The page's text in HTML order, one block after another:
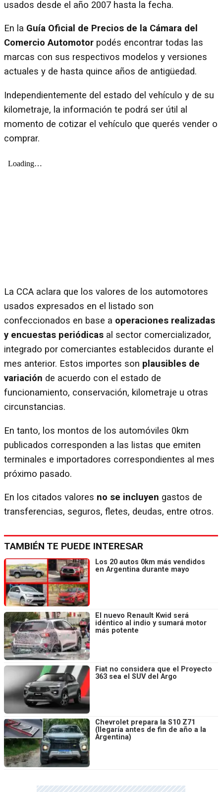
usados desde el año 2007 hasta la fecha.
En la Guía Oficial de Precios de la Cámara del
Comercio Automotor podés encontrar todas las
marcas con sus respectivos modelos y versiones
actuales y de hasta quince años de antigüedad.
Independientemente del estado del vehículo y de su
kilometraje, la información te podrá ser útil al
momento de cotizar el vehículo que querés vender o
comprar.
La CCA aclara que los valores de los automotores
usados expresados en el listado son
confeccionados en base a operaciones realizadas
y encuestas periódicas al sector comercializador,
integrado por comerciantes establecidos durante el
mes anterior. Estos importes son plausibles de
variación de acuerdo con el estado de
funcionamiento, conservación, kilometraje u otras
circunstancias.
En tanto, los montos de los automóviles 0km
publicados corresponden a las listas que emiten
terminales e importadores correspondientes al mes
próximo pasado.
En los citados valores no se incluyen gastos de
transferencias, seguros, fletes, deudas, entre otros.
TAMBIÉN TE PUEDE INTERESAR
Los 20 autos 0km más vendidos
en Argentina durante mayo
El nuevo Renault Kwid será
idéntico al indio y sumará motor
más potente
Fiat no considera que el Proyecto
363 sea el SUV del Argo
Chevrolet prepara la S10 Z71
(llegaría antes de fin de año a la
Argentina)